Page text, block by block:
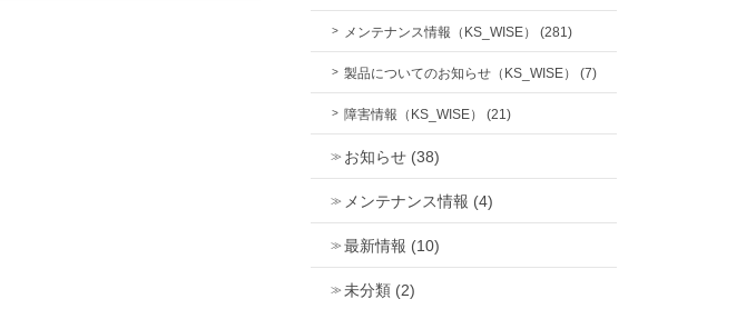
メンテナンス情報（KS_WISE） (281)
製品についてのお知らせ（KS_WISE） (7)
障害情報（KS_WISE） (21)
お知らせ (38)
メンテナンス情報 (4)
最新情報 (10)
未分類 (2)